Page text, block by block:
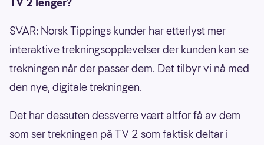
SVAR: Norsk Tippings kunder har etterlyst mer
interaktive trekningsopplevelser der kunden kan se
trekningen når der passer dem. Det tilbyr vi nå med
den nye, digitale trekningen.
Det har dessuten dessverre vært altfor få av dem
som ser trekningen på TV 2 som faktisk deltar i